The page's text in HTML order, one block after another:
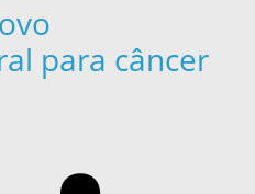
para câncer